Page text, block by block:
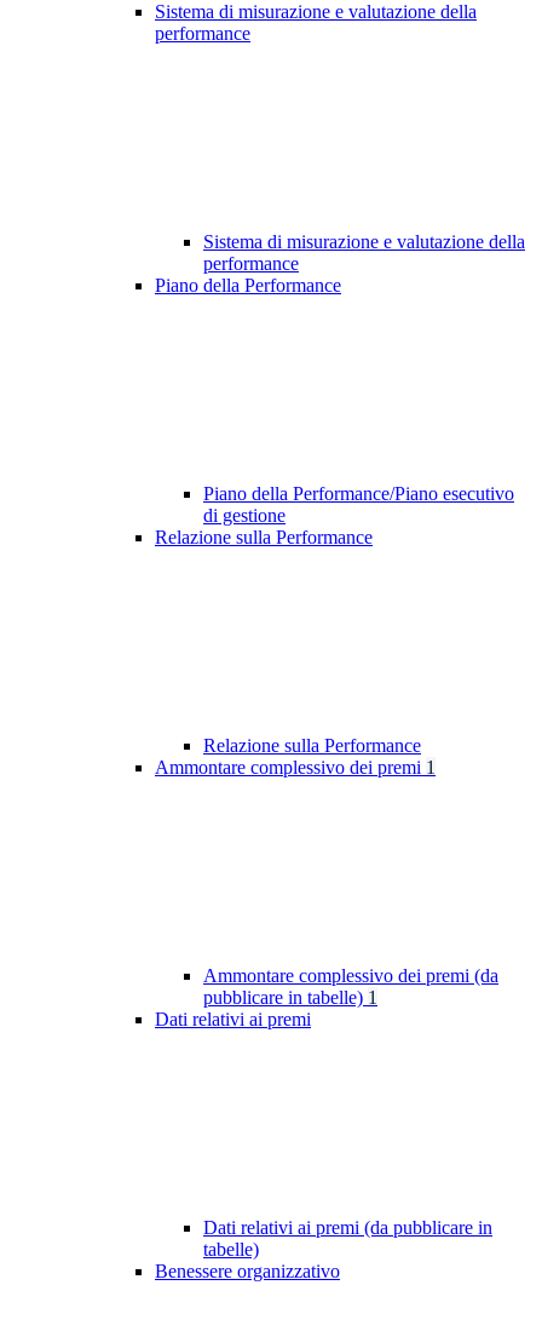
Sistema di misurazione e valutazione della
performance
Sistema di misurazione e valutazione della
performance
Piano della Performance
Piano della Performance/Piano esecutivo
di gestione
Relazione sulla Performance
Relazione sulla Performance
Ammontare complessivo dei premi 1
Ammontare complessivo dei premi (da
pubblicare in tabelle) 1
Dati relativi ai premi
Dati relativi ai premi (da pubblicare in
tabelle)
Benessere organizzativo